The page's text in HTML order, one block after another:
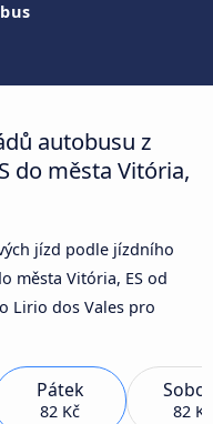
autobusu z
do města Vitória,
jízd podle jízdního
města Vitória, ES od
Lirio dos Vales pro
Pátek
82 Kč 82 Kč